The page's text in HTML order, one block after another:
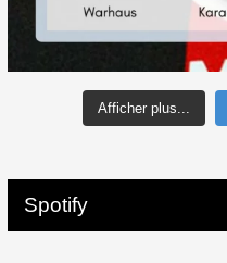
Afficher plus...
Spotify